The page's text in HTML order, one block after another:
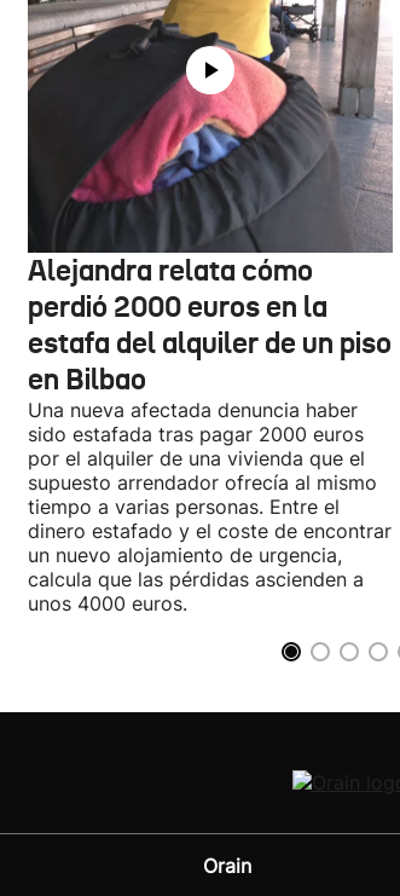
Alejandra relata cómo
perdió 2000 euros en la
estafa del alquiler de un piso
en Bilbao
Una nueva afectada denuncia haber
sido estafada tras pagar 2000 euros
por el alquiler de una vivienda que el
supuesto arrendador ofrecía al mismo
tiempo a varias personas. Entre el
dinero estafado y el coste de encontrar
un nuevo alojamiento de urgencia,
calcula que las pérdidas ascienden a
unos 4000 euros.
Orain